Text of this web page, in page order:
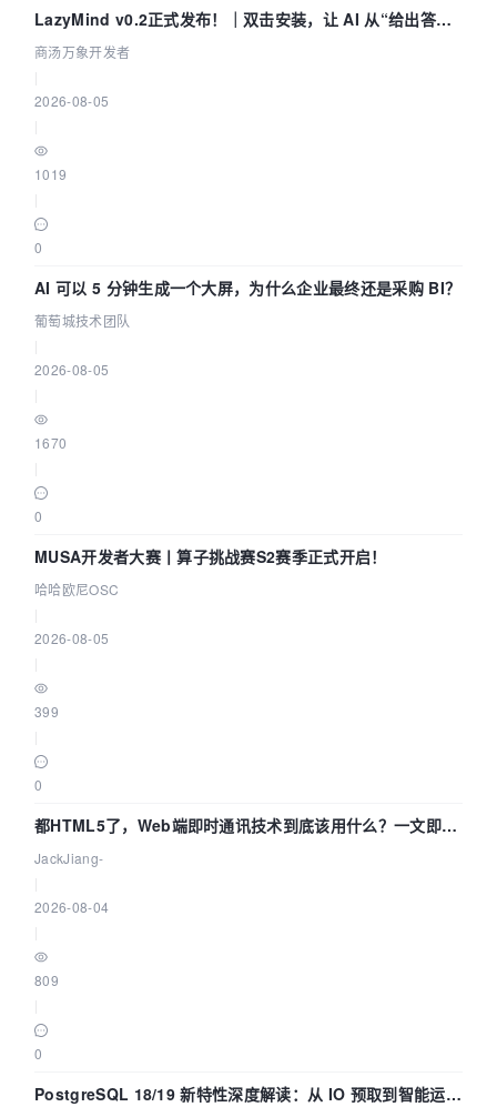
LazyMind v0.2正式发布！｜双击安装，让 AI 从“给出答案”
走到“完成交付”
商汤万象开发者
2026-08-05
1019
0
AI 可以 5 分钟生成一个大屏，为什么企业最终还是采购 BI？
葡萄城技术团队
2026-08-05
1670
0
MUSA开发者大赛丨算子挑战赛S2赛季正式开启！
哈哈欧尼OSC
2026-08-05
399
0
都HTML5了，Web端即时通讯技术到底该用什么？一文即
懂！
JackJiang-
2026-08-04
809
0
PostgreSQL 18/19 新特性深度解读：从 IO 预取到智能运